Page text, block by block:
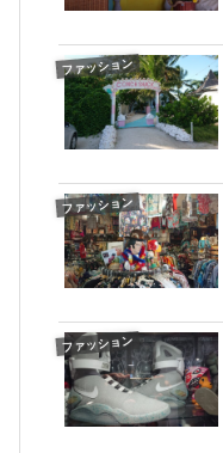
ファッション
ファッション
ファッション